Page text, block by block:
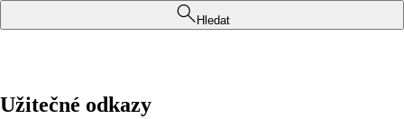
Hledat
Užitečné odkazy